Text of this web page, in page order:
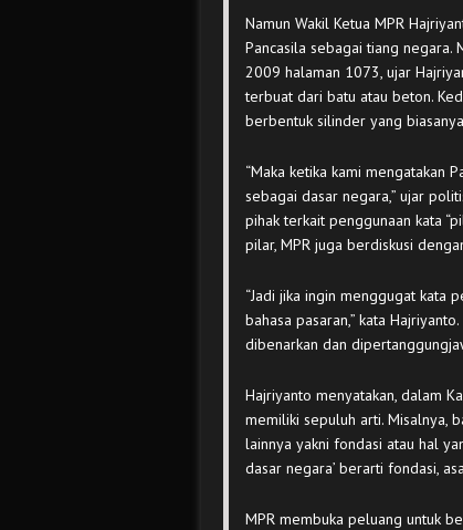
Namun Wakil Ketua MPR
Pancasila sebagai tiang negara.
2009 halaman 1073, ujar
terbuat dari batu atau beton.
berbentuk silinder yang
“Maka ketika kami mengatakan
sebagai dasar negara,” ujar
pihak terkait penggunaan kata
pilar, MPR juga berdiskusi
“Jadi jika ingin menggugat kata
bahasa pasaran,” kata
dibenarkan dan
Hajriyanto menyatakan, dalam
memiliki sepuluh arti. Misalnya,
lainnya yakni fondasi atau hal
dasar negara’ berarti fondasi,
MPR membuka peluang untuk